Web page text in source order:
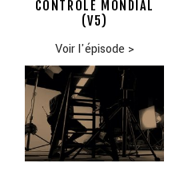
CONTRÔLE MONDIAL
(V5)
Voir l'épisode >